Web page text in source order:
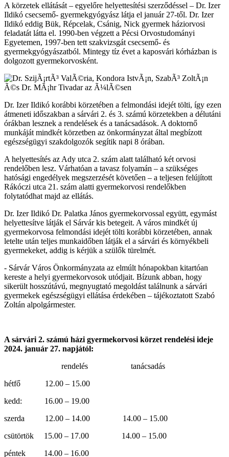
A körzetek ellátását – egyelőre helyettesítési szerződéssel – Dr. Izer
Ildikó csecsemő- gyermekgyógyász látja el január 27-től. Dr. Izer
Ildikó eddig Bük, Répcelak, Csánig, Nick gyermek háziorvosi
feladatát látta el. 1990-ben végzett a Pécsi Orvostudományi
Egyetemen, 1997-ben tett szakvizsgát csecsemő- és
gyermekgyógyászatból. Mintegy tíz évet a kaposvári kórházban is
dolgozott gyermekorvosként.
Dr. Izer Ildikó korábbi körzetében a felmondási idejét tölti, így ezen
átmeneti időszakban a sárvári 2. és 3. számú körzetekben a délutáni
órákban lesznek a rendelések és a tanácsadások. A doktornő
munkáját mindkét körzetben az önkormányzat által megbízott
egészségügyi szakdolgozók segítik napi 8 órában.
A helyettesítés az Ady utca 2. szám alatt található két orvosi
rendelőben lesz. Várhatóan a tavasz folyamán – a szükséges
hatósági engedélyek megszerzését követően – a teljesen felújított
Rákóczi utca 21. szám alatti gyermekorvosi rendelőkben
folytatódhat majd az ellátás.
Dr. Izer Ildikó Dr. Palatka János gyermekorvossal együtt, egymást
helyettesítve látják el Sárvár kis betegeit. A város mindkét új
gyermekorvosa felmondási idejét tölti korábbi körzetében, annak
letelte után teljes munkaidőben látják el a sárvári és környékbeli
gyermekeket, addig is kérjük a szülők türelmét.
- Sárvár Város Önkormányzata az elmúlt hónapokban kitartóan
kereste a helyi gyermekorvosok utódjait. Bízunk abban, hogy
sikerült hosszútávú, megnyugtató megoldást találnunk a sárvári
gyermekek egészségügyi ellátása érdekében – tájékoztatott Szabó
Zoltán alpolgármester.
A sárvári 2. számú házi gyermekorvosi körzet rendelési ideje
2024. január 27. napjától:
rendelés tanácsadás
hétfő 12.00 – 15.00
kedd: 16.00 – 19.00
szerda 12.00 – 14.00 14.00 – 15.00
csütörtök 15.00 – 17.00 14.00 – 15.00
péntek 14.00 – 16.00